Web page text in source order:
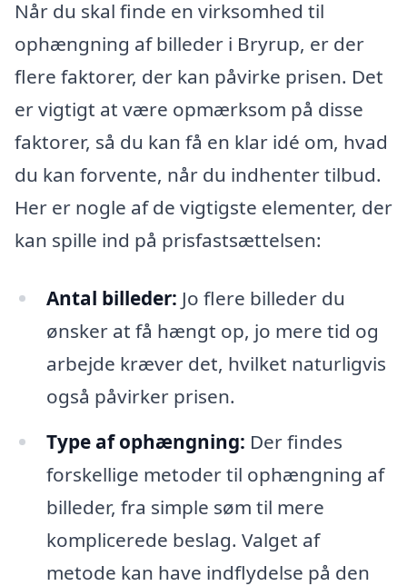
Når du skal finde en virksomhed til
ophængning af billeder i Bryrup, er der
flere faktorer, der kan påvirke prisen. Det
er vigtigt at være opmærksom på disse
faktorer, så du kan få en klar idé om, hvad
du kan forvente, når du indhenter tilbud.
Her er nogle af de vigtigste elementer, der
kan spille ind på prisfastsættelsen:
Antal billeder: Jo flere billeder du
ønsker at få hængt op, jo mere tid og
arbejde kræver det, hvilket naturligvis
også påvirker prisen.
Type af ophængning: Der findes
forskellige metoder til ophængning af
billeder, fra simple søm til mere
komplicerede beslag. Valget af
metode kan have indflydelse på den